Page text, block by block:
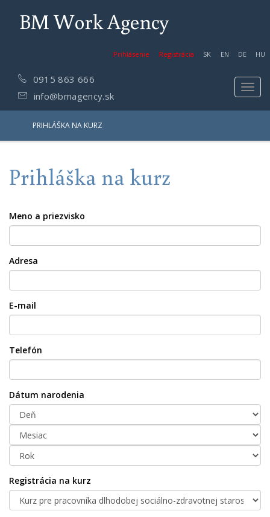
BM Work Agency
Prihlásenie Registrácia SK EN DE HU
0915 863 666
info@bmagency.sk
PRIHLÁŠKA NA KURZ
Prihláška na kurz
Meno a priezvisko
Adresa
E-mail
Telefón
Dátum narodenia
Registrácia na kurz